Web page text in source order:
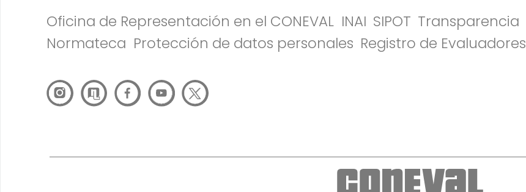
Oficina de Representación en el CONEVAL INAI SIPOT Transparencia
Normateca Protección de datos personales Registro de Evaluadores